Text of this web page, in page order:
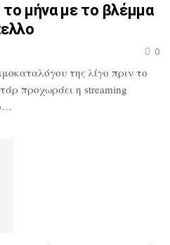
μήνα με το βλέμμα
0
της λίγο πριν το
προχωράει η streaming